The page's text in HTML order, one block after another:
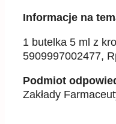
Informacje na
1 butelka 5 ml z
5909997002477,
Podmiot
Zakłady